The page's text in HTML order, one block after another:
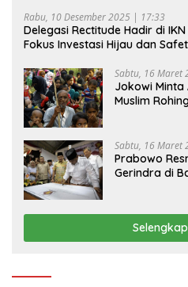
Rabu, 10 Desember 2025 | 17:33
Delegasi Rectitude Hadir di
Fokus Investasi Hijau dan
Sabtu, 16 Maret
Jokowi Minta
Muslim
Sabtu, 16 Maret
Prabowo
Gerindra di